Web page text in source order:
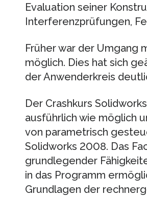
Evaluation seiner
Interferenzprüfungen,
Früher war der Umgang
möglich. Dies hat sich
der Anwenderkreis
Der Crashkurs
ausführlich wie möglich
von parametrisch
Solidworks 2008. Das
grundlegender
in das Programm
Grundlagen der